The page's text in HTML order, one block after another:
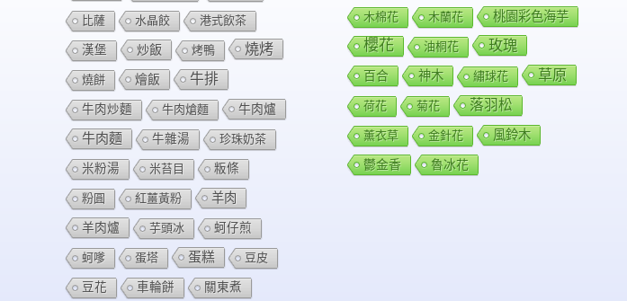
比薩 水晶餃 港式飲茶
漢堡 炒飯 烤鴨 燒烤
燒餅 燴飯 牛排
牛肉炒麵 牛肉熗麵 牛肉爐
牛肉麵 牛雜湯 珍珠奶茶
米粉湯 米苔目 粄條
粉圓 紅薑黃粉 羊肉
羊肉爐 芋頭冰 蚵仔煎
蚵嗲 蛋塔 蛋糕 豆皮
豆花 車輪餅 關東煮
木棉花 木蘭花 桃園彩色海芋
櫻花 油桐花 玫瑰
百合 神木 繡球花 草原
荷花 菊花 落羽松
薰衣草 金針花 風鈴木
鬱金香 魯冰花